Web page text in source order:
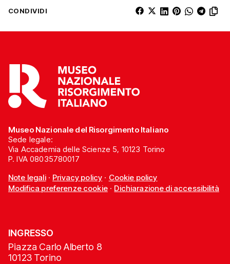
CONDIVIDI
Museo Nazionale del Risorgimento Italiano
Sede legale:
Via Accademia delle Scienze 5, 10123 Torino
P. IVA 08035780017
Note legali· Privacy policy · Cookie policy
Modifica preferenze cookie· Dichiarazione di accessibilità
INGRESSO
Piazza Carlo Alberto 8
10123 Torino